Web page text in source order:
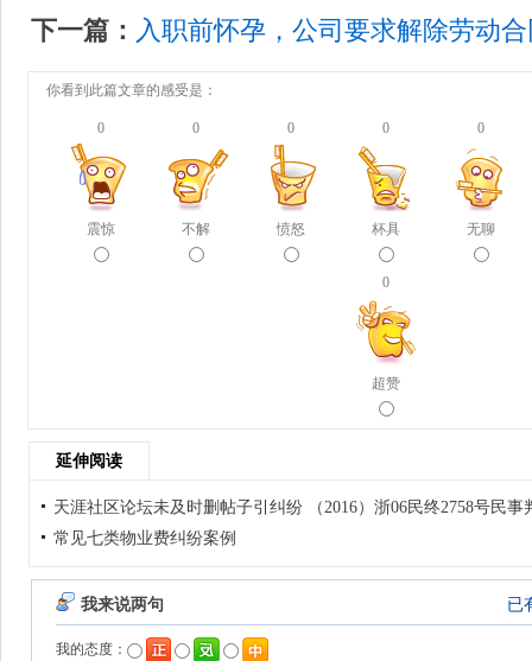
下一篇： 入职前怀孕，公司要求解除劳动
你看到此篇文章的感受是：
0
震惊
0
不解
0
愤怒
0
杯具
0
无聊
0
超赞
延伸阅读
天涯社区论坛未及时删帖子引纠纷 （2016）浙06民终2758号民事
常见七类物业费纠纷案例